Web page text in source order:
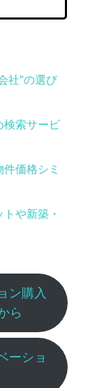
社”の選び
検索サービ
価格シミ
や新築・
ン購入
ら
ーショ